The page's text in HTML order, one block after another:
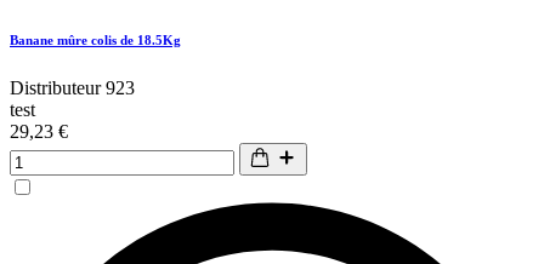
Banane mûre colis de 18.5Kg
Distributeur 923
test
29,23 €